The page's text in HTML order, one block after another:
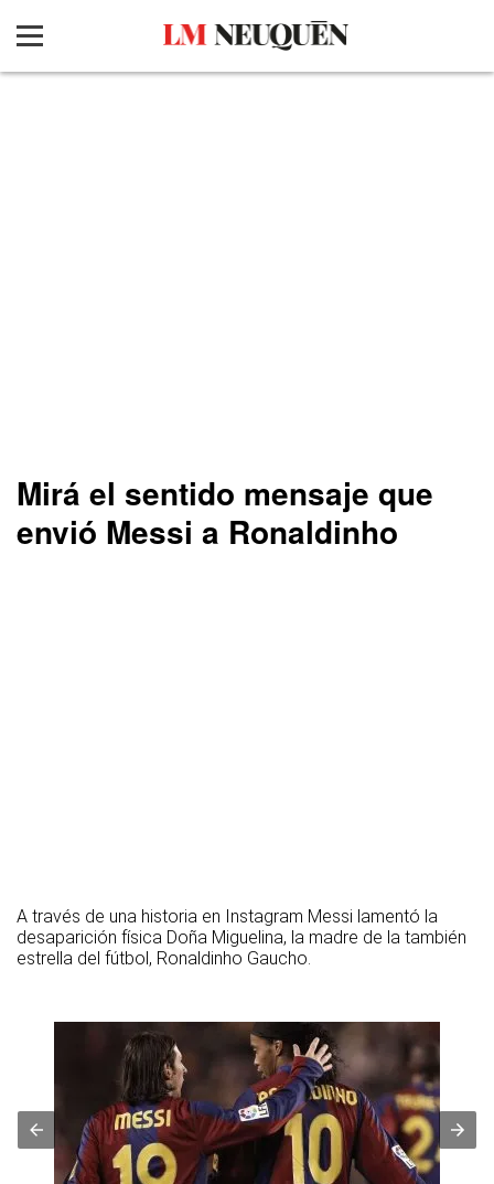
Mirá el sentido mensaje que
envió Messi a Ronaldinho
A través de una historia en Instagram Messi lamentó la
desaparición física Doña Miguelina, la madre de la también
estrella del fútbol, Ronaldinho Gaucho.